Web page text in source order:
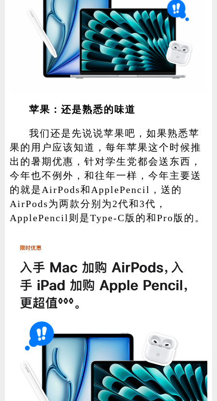
苹果：还是熟悉的味道
我们还是先说说苹果吧，如果熟悉苹
果的用户应该知道，每年苹果这个时候推
出的暑期优惠，针对学生党都会送东西，
今年也不例外，和往年一样，今年主要送
的就是AirPods和ApplePencil，送的
AirPods为两款分别为2代和3代，
ApplePencil则是Type-C版的和Pro版的。